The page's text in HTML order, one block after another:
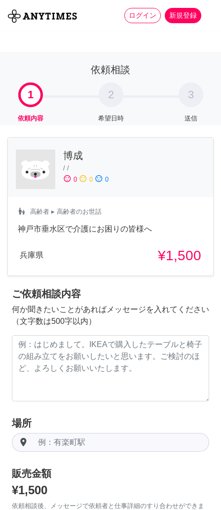
ログイン 新規登録
全て 家事 more_horiz
依頼相談
1
依頼内容
2
希望日時
3
送信
博成
/ /
sentiment_satisfied 0 sentiment_neutral 0 sentiment_dissatisfied 0
escalator_warning 高齢者 ▸ 高齢者のお世話
神戸市垂水区で介護にお困りの皆様へ
兵庫県 ¥1,500
ご依頼相談内容
何か聞きたいことがあればメッセージを入れてください
（文字数は500字以内）
場所
room
販売金額
¥1,500
依頼相談後、メッセージで依頼者と仕事詳細のすり合わせができま